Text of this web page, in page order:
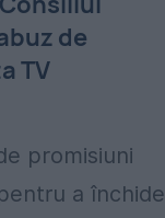
de
TV
promisiuni
a închide